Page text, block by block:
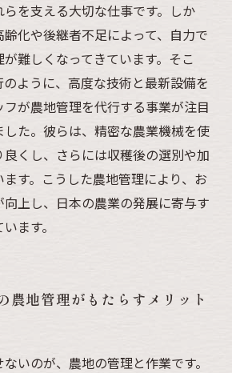
を支える大切な仕事です。しか
化や後継者不足によって、自力で
難しくなってきています。そこ
ように、高度な技術と最新設備を
が農地管理を代行する事業が注目
た。彼らは、精密な農業機械を使
くし、さらには収穫後の選別や加
す。こうした農地管理により、お
上し、日本の農業の発展に寄与す
ます。
農地管理がもたらすメリット
いのが、農地の管理と作業です。